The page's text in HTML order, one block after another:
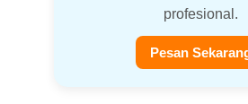
profesional.
Pesan